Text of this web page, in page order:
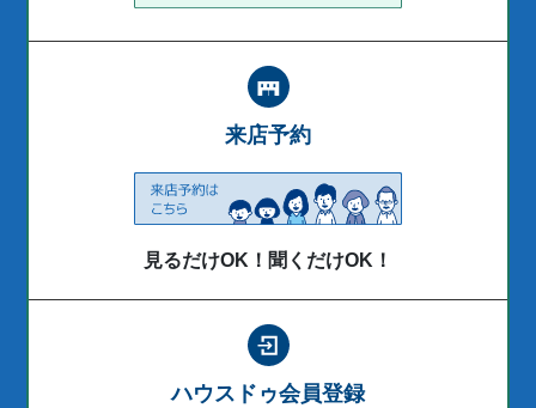
来店予約
見るだけOK！聞くだけOK！
ハウスドゥ会員登録